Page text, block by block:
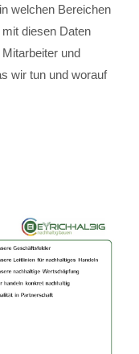
welchen Bereichen
diesen Daten
und
wir tun und worauf